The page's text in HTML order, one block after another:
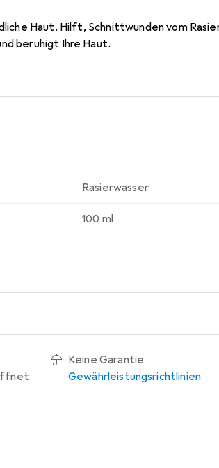
Haut. Hilft, Schnittwunden vom
beruhigt Ihre Haut.
Rasierwasser
100 ml
Keine Garantie
Gewährleistungsrichtlinien